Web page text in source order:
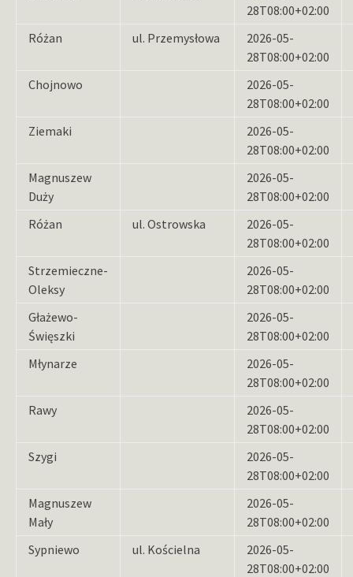
28T08:00+02:00
Różan
ul. Przemysłowa
2026-05-
28T08:00+02:00
Chojnowo
2026-05-
28T08:00+02:00
Ziemaki
2026-05-
28T08:00+02:00
Magnuszew
Duży
2026-05-
28T08:00+02:00
Różan
ul. Ostrowska
2026-05-
28T08:00+02:00
Strzemieczne-
Oleksy
2026-05-
28T08:00+02:00
Głażewo-
Święszki
2026-05-
28T08:00+02:00
Młynarze
2026-05-
28T08:00+02:00
Rawy
2026-05-
28T08:00+02:00
Szygi
2026-05-
28T08:00+02:00
Magnuszew
Mały
2026-05-
28T08:00+02:00
Sypniewo
ul. Kościelna
2026-05-
28T08:00+02:00